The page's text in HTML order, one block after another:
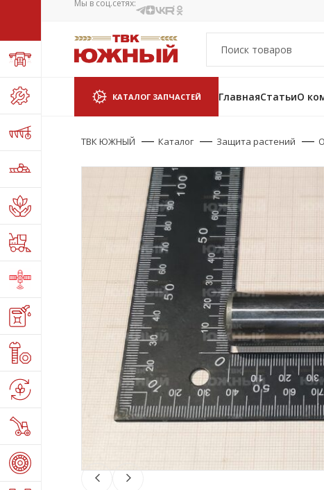
Мы в соц.сетях:
КАТАЛОГ ЗАПЧАСТЕЙ ГлавнаяСтатьиО
ТВК ЮЖНЫЙ Каталог Защита растений